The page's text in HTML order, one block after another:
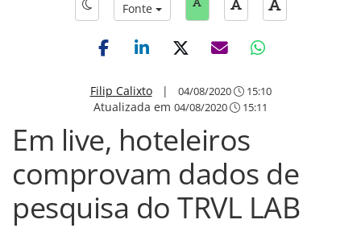
Fonte
Filip Calixto| 04/08/2020 15:10
Atualizada em 04/08/2020 15:11
Em live, hoteleiros
comprovam dados de
pesquisa do TRVL LAB